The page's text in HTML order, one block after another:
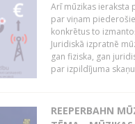
Arī mūzikas ieraksta
par viņam
konkrētus to
Juridiskā izpratnē
gan fiziska, gan
par izpildījuma
REEPERBAHN